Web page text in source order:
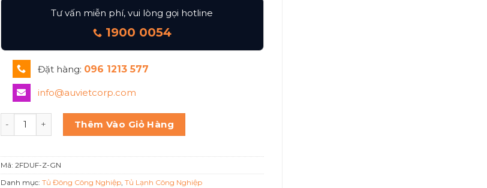
Tư vấn miễn phí, vui lòng gọi hotline
1900 0054
Đặt hàng: 096 1213 577
info@auvietcorp.com
Tủ đông 2 cánh Berjaya Bs 2fduf-z-gn số lượng
Thêm Vào Giỏ Hàng
Mã:2FDUF-Z-GN
Danh mục:Tủ Đông Công Nghiệp,Tủ Lạnh Công Nghiệp